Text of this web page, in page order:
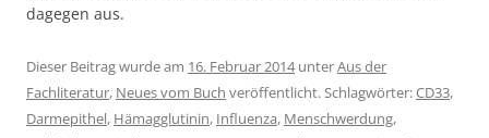
dagegen aus.
Dieser Beitrag wurde am 16. Februar 2014unterAus der
Fachliteratur, Neues vom Buch veröffentlicht. Schlagwörter:CD33,
Darmepithel, Hämagglutinin, Influenza, Menschwerdung,